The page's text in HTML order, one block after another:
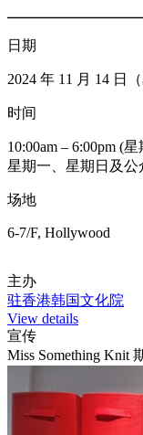
日期
2024 年 11 月 14 日
时间
10:00am – 6:00pm (
星期一、星期日及公
场地
6-7/F, Hollywood
主办
驻香港韩国文化院
View details
宣传
Miss Something Knit